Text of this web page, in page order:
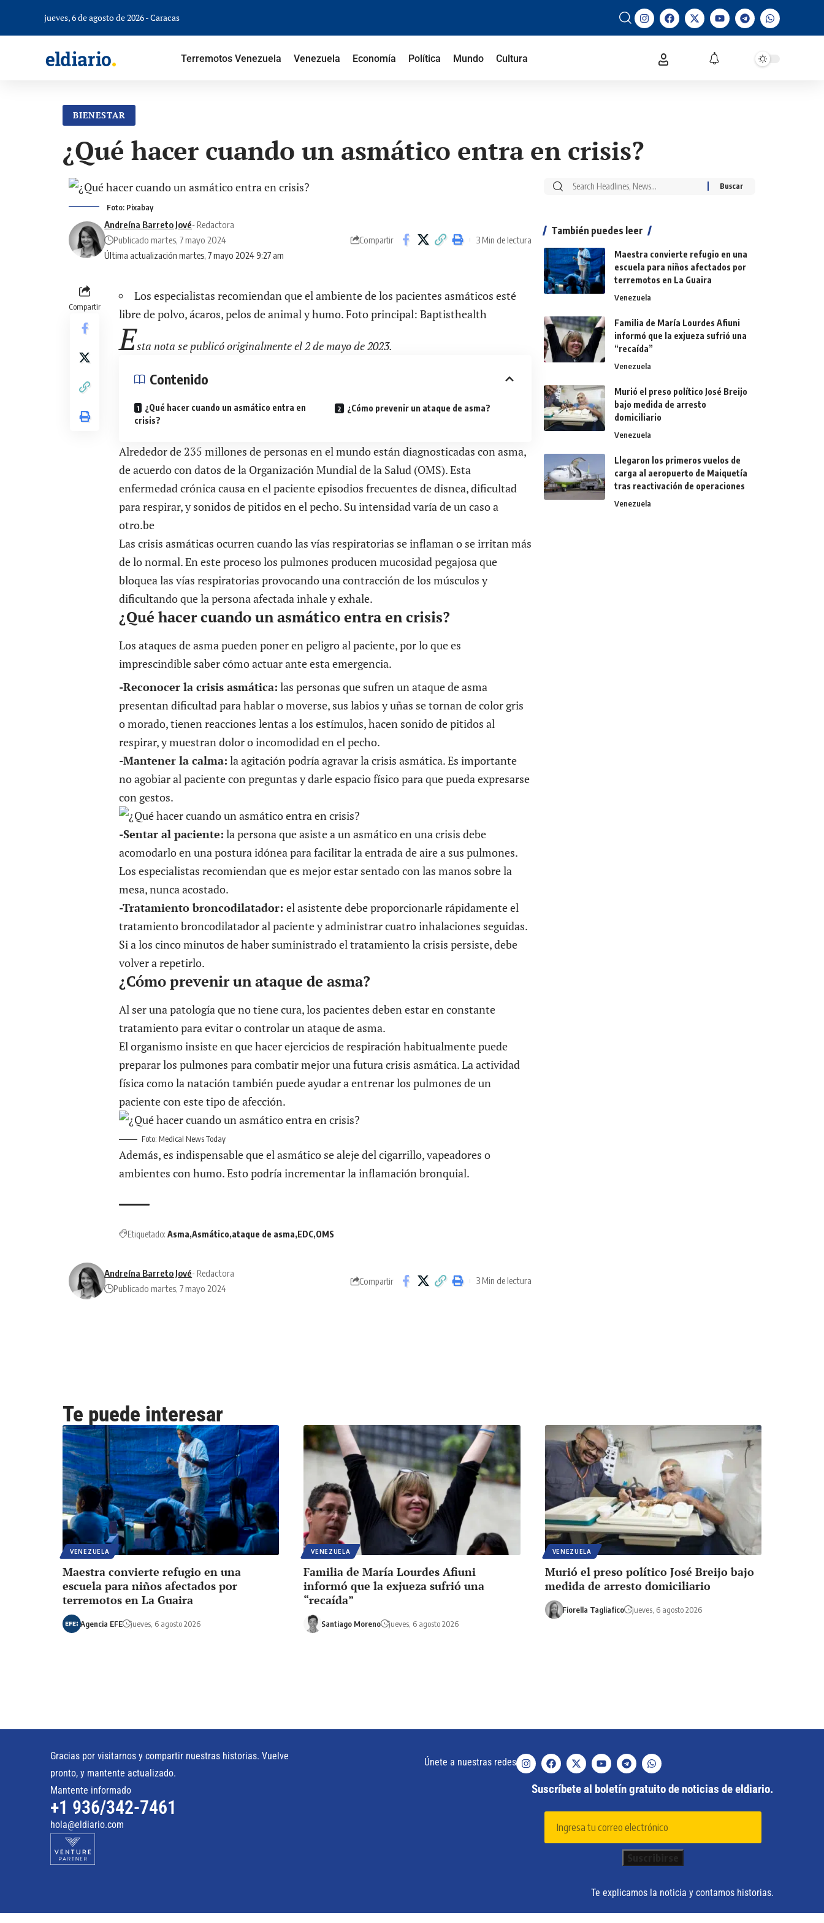
jueves, 6 de agosto de 2026 - Caracas
Terremotos Venezuela Venezuela Economía Política Mundo Cultura
BIENESTAR
¿Qué hacer cuando un asmático entra en crisis?
Foto: Pixabay
Última actualización martes, 7 mayo 2024 9:27 am
Andreína Barreto Jové- Redactora
Publicado martes, 7 mayo 2024
Compartir 3 Min de lectura
Compartir
Los especialistas recomiendan que el ambiente de los pacientes asmáticos esté
libre de polvo, ácaros, pelos de animal y humo. Foto principal: Baptisthealth
Esta nota se publicó originalmente el 2 de mayo de 2023.
Contenido
¿Qué hacer cuando un asmático entra en
crisis?
¿Cómo prevenir un ataque de asma?
Alrededor de 235 millones de personas en el mundo están diagnosticadas con asma,
de acuerdo con datos de la Organización Mundial de la Salud (OMS). Esta
enfermedad crónica causa en el paciente episodios frecuentes de disnea, dificultad
para respirar, y sonidos de pitidos en el pecho. Su intensidad varía de un caso a
otro.be
Las crisis asmáticas ocurren cuando las vías respiratorias se inflaman o se irritan más
de lo normal. En este proceso los pulmones producen mucosidad pegajosa que
bloquea las vías respiratorias provocando una contracción de los músculos y
dificultando que la persona afectada inhale y exhale.
¿Qué hacer cuando un asmático entra en crisis?
Los ataques de asma pueden poner en peligro al paciente, por lo que es
imprescindible saber cómo actuar ante esta emergencia.
-Reconocer la crisis asmática: las personas que sufren un ataque de asma
presentan dificultad para hablar o moverse, sus labios y uñas se tornan de color gris
o morado, tienen reacciones lentas a los estímulos, hacen sonido de pitidos al
respirar, y muestran dolor o incomodidad en el pecho.
-Mantener la calma: la agitación podría agravar la crisis asmática. Es importante
no agobiar al paciente con preguntas y darle espacio físico para que pueda expresarse
con gestos.
-Sentar al paciente: la persona que asiste a un asmático en una crisis debe
acomodarlo en una postura idónea para facilitar la entrada de aire a sus pulmones.
Los especialistas recomiendan que es mejor estar sentado con las manos sobre la
mesa, nunca acostado.
-Tratamiento broncodilatador: el asistente debe proporcionarle rápidamente el
tratamiento broncodilatador al paciente y administrar cuatro inhalaciones seguidas.
Si a los cinco minutos de haber suministrado el tratamiento la crisis persiste, debe
volver a repetirlo.
¿Cómo prevenir un ataque de asma?
Al ser una patología que no tiene cura, los pacientes deben estar en constante
tratamiento para evitar o controlar un ataque de asma.
El organismo insiste en que hacer ejercicios de respiración habitualmente puede
preparar los pulmones para combatir mejor una futura crisis asmática. La actividad
física como la natación también puede ayudar a entrenar los pulmones de un
paciente con este tipo de afección.
Foto: Medical News Today
Además, es indispensable que el asmático se aleje del cigarrillo, vapeadores o
ambientes con humo. Esto podría incrementar la inflamación bronquial.
Etiquetado: Asma Asmático ataque de asma EDC OMS
Andreína Barreto Jové- Redactora
Publicado martes, 7 mayo 2024
Compartir 3 Min de lectura
También puedes leer
Maestra convierte refugio en una
escuela para niños afectados por
terremotos en La Guaira
Venezuela
Familia de María Lourdes Afiuni
informó que la exjueza sufrió una
“recaída”
Venezuela
Murió el preso político José Breijo
bajo medida de arresto
domiciliario
Venezuela
Llegaron los primeros vuelos de
carga al aeropuerto de Maiquetía
tras reactivación de operaciones
Venezuela
Te puede interesar
VENEZUELA
Maestra convierte refugio en una
escuela para niños afectados por
terremotos en La Guaira
Agencia EFE jueves, 6 agosto 2026
VENEZUELA
Familia de María Lourdes Afiuni
informó que la exjueza sufrió una
“recaída”
Santiago Moreno jueves, 6 agosto 2026
VENEZUELA
Murió el preso político José Breijo bajo
medida de arresto domiciliario
Fiorella Tagliafico jueves, 6 agosto 2026
Gracias por visitarnos y compartir nuestras historias. Vuelve
pronto, y mantente actualizado.
Mantente informado
+1 936/342-7461
hola@eldiario.com
Únete a nuestras redes
Suscríbete al boletín gratuito de noticias de eldiario.
Te explicamos la noticia y contamos historias.